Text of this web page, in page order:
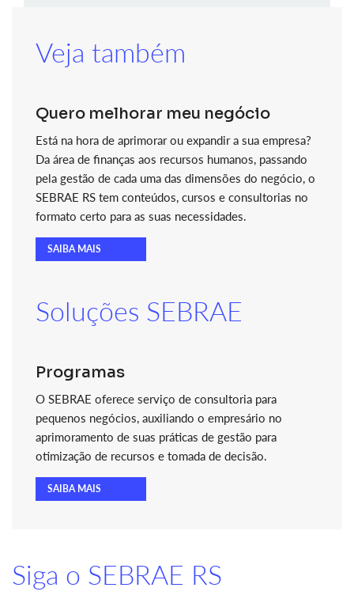
Veja também
Quero melhorar meu negócio
Está na hora de aprimorar ou expandir a sua empresa?
Da área de finanças aos recursos humanos, passando
pela gestão de cada uma das dimensões do negócio, o
SEBRAE RS tem conteúdos, cursos e consultorias no
formato certo para as suas necessidades.
SAIBA MAIS
Soluções SEBRAE
Programas
O SEBRAE oferece serviço de consultoria para
pequenos negócios, auxiliando o empresário no
aprimoramento de suas práticas de gestão para
otimização de recursos e tomada de decisão.
SAIBA MAIS
Siga o SEBRAE RS